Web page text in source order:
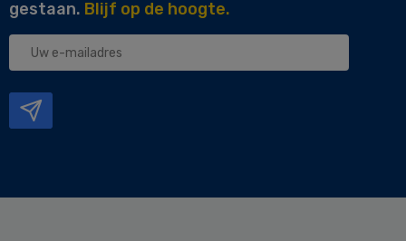
gestaan. Blijf op de hoogte.
Uw